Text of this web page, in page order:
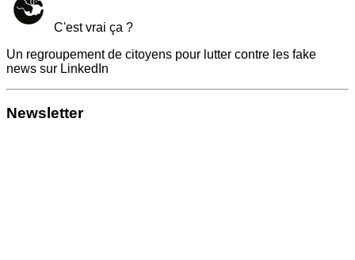
C'est vrai ça ?
Un regroupement de citoyens pour lutter contre les fake
news sur LinkedIn
Newsletter